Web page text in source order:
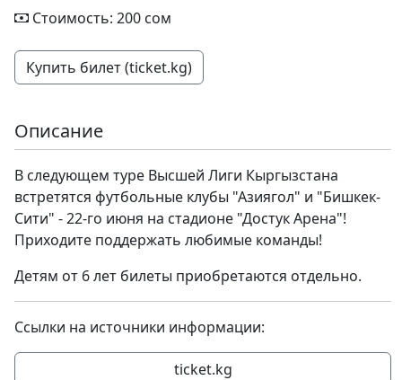
Стоимость: 200 сом
Купить билет (ticket.kg)
Описание
В следующем туре Высшей Лиги Кыргызстана
встретятся футбольные клубы "Азиягол" и "Бишкек-
Сити" - 22-го июня на стадионе "Достук Арена"!
Приходите поддержать любимые команды!
Детям от 6 лет билеты приобретаются отдельно.
Ссылки на источники информации:
ticket.kg